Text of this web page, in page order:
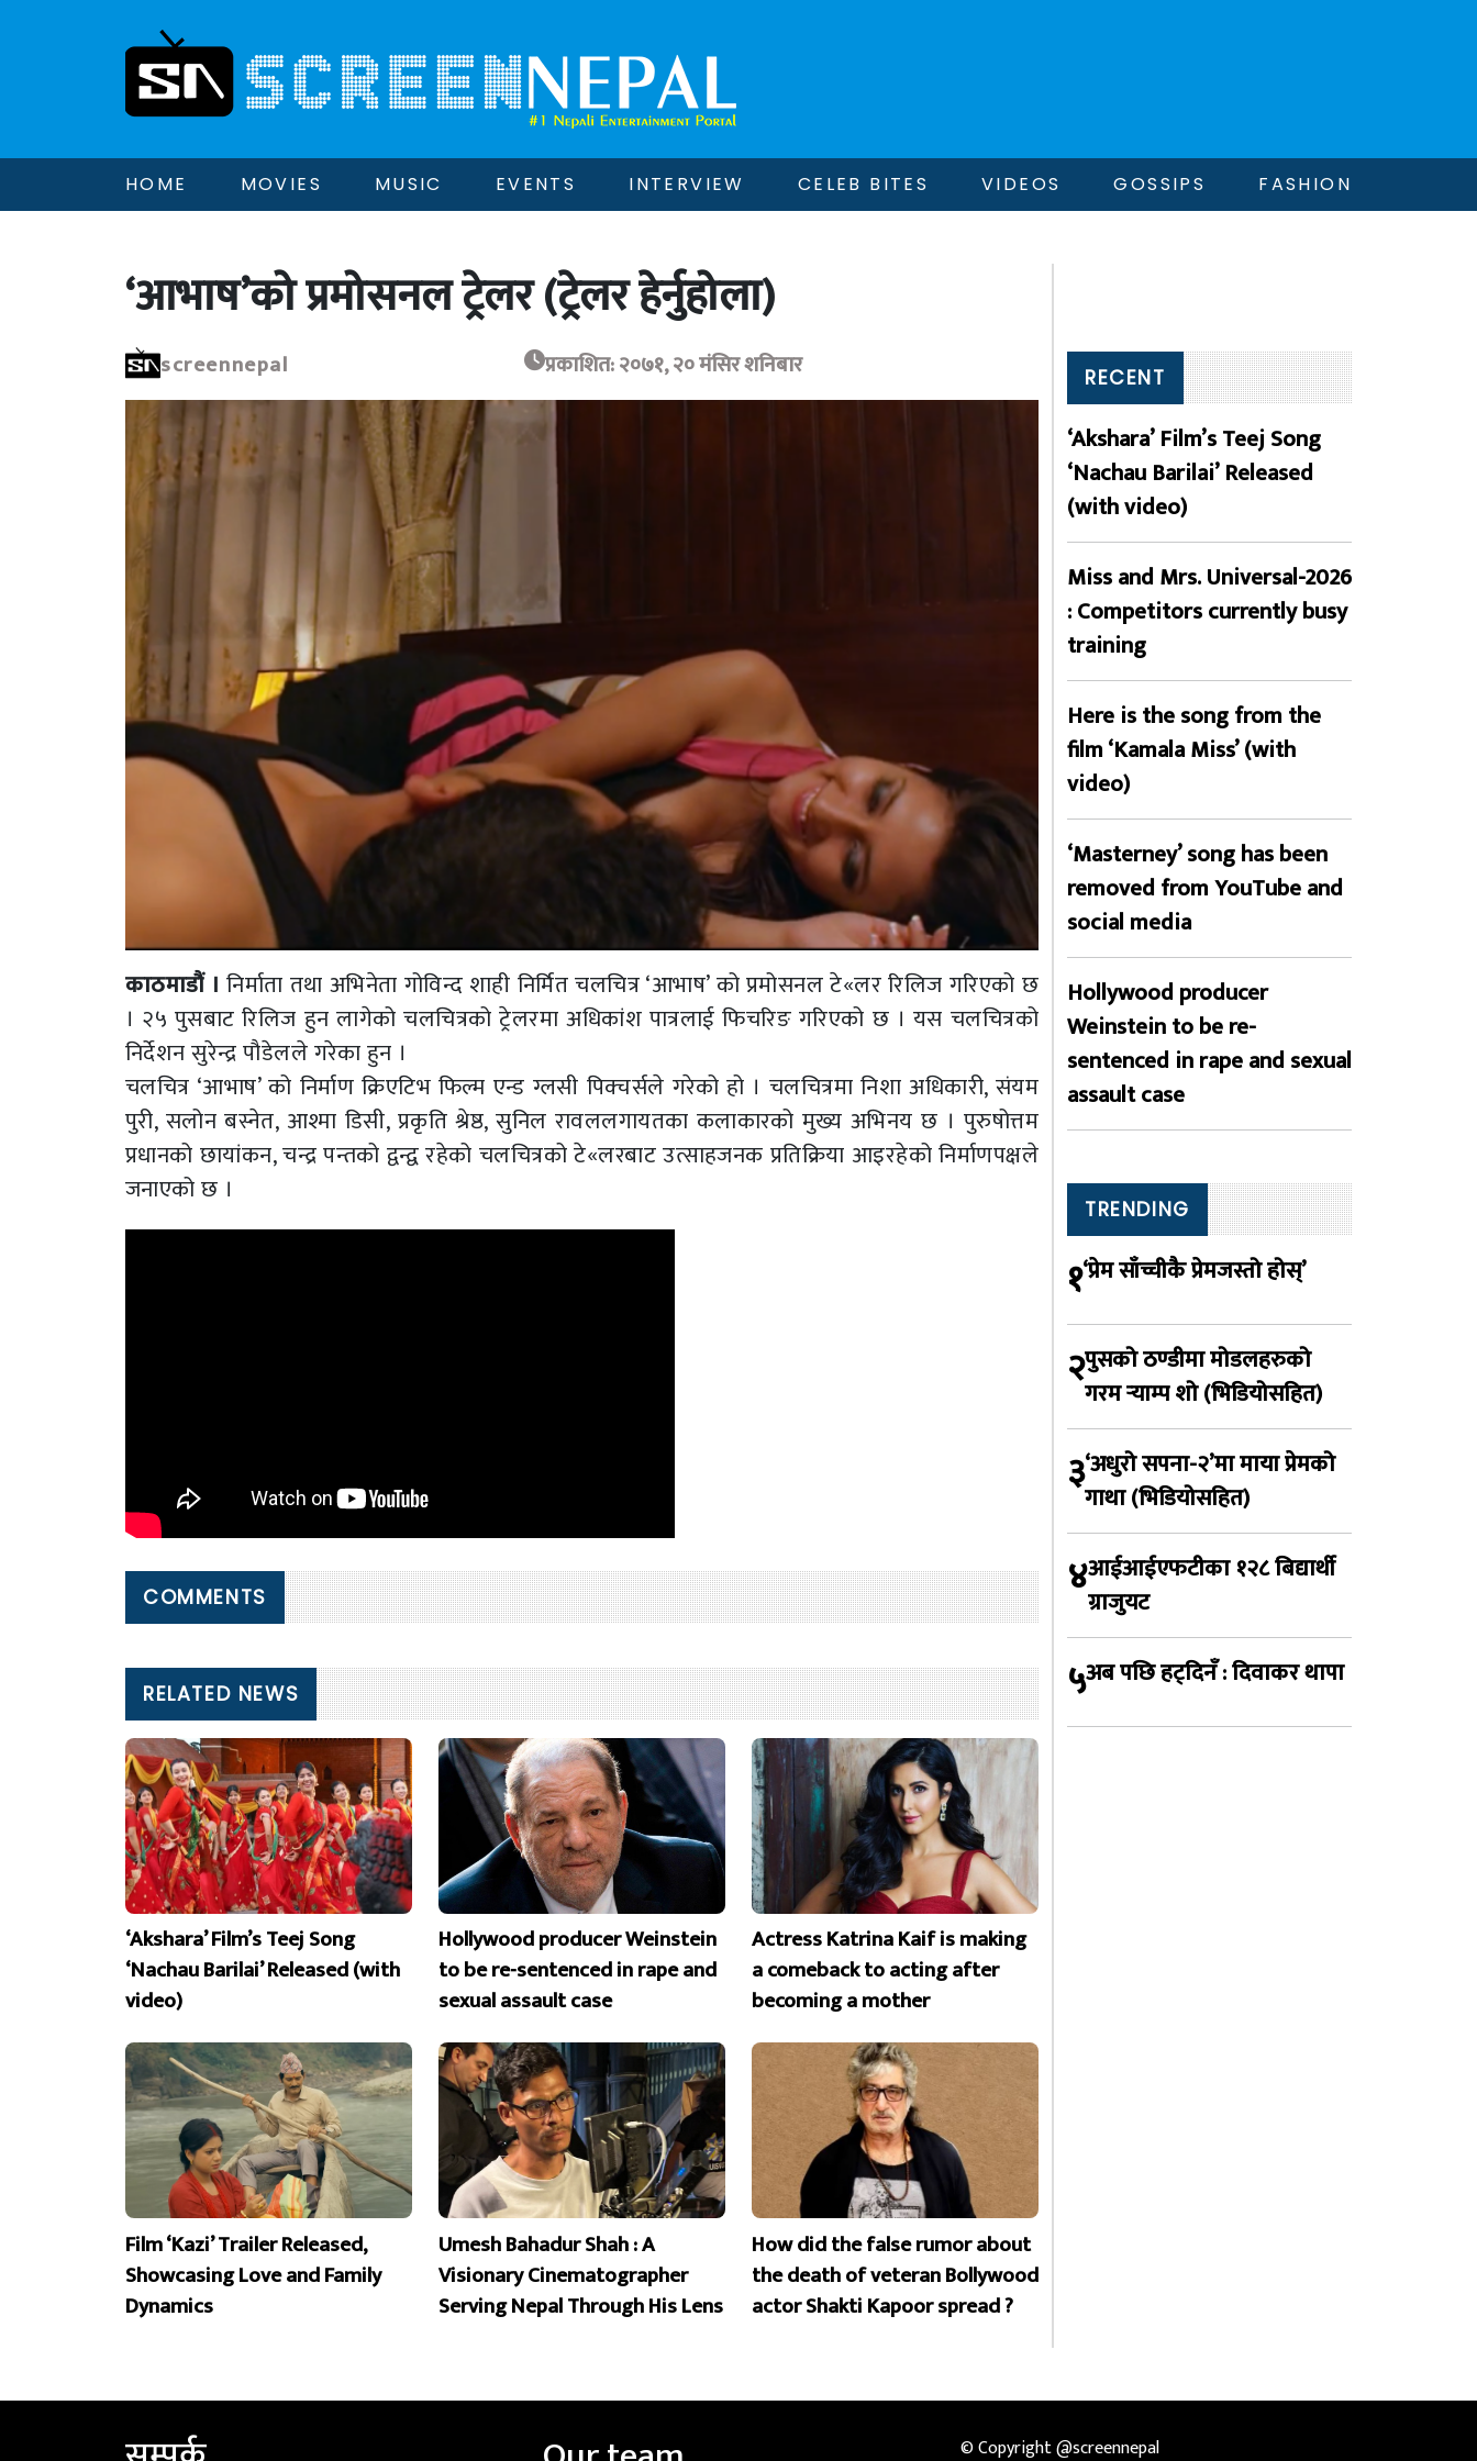
HOME MOVIES MUSIC EVENTS INTERVIEW CELEB BITES VIDEOS GOSSIPS FASHION
‘आभाष’को प्रमोसनल ट्रेलर (ट्रेलर हेर्नुहोला)
screennepal प्रकाशित: २०७१, २० मंसिर शनिबार
काठमाडौं । निर्माता तथा अभिनेता गोविन्द शाही निर्मित चलचित्र ‘आभाष’ को प्रमोसनल टे«लर रिलिज गरिएको छ
। २५ पुसबाट रिलिज हुन लागेको चलचित्रको ट्रेलरमा अधिकांश पात्रलाई फिचरिङ गरिएको छ । यस चलचित्रको
निर्देशन सुरेन्द्र पौडेलले गरेका हुन ।
चलचित्र ‘आभाष’ को निर्माण क्रिएटिभ फिल्म एन्ड ग्लसी पिक्चर्सले गरेको हो । चलचित्रमा निशा अधिकारी, संयम
पुरी, सलोन बस्नेत, आश्मा डिसी, प्रकृति श्रेष्ठ, सुनिल रावललगायतका कलाकारको मुख्य अभिनय छ । पुरुषोत्तम
प्रधानको छायांकन, चन्द्र पन्तको द्वन्द्व रहेको चलचित्रको टे«लरबाट उत्साहजनक प्रतिक्रिया आइरहेको निर्माणपक्षले
जनाएको छ ।
COMMENTS
RELATED NEWS
‘Akshara’ Film’s Teej Song
‘Nachau Barilai’ Released (with
video)
Hollywood producer Weinstein
to be re-sentenced in rape and
sexual assault case
Actress Katrina Kaif is making
a comeback to acting after
becoming a mother
Film ‘Kazi’ Trailer Released,
Showcasing Love and Family
Dynamics
Umesh Bahadur Shah : A
Visionary Cinematographer
Serving Nepal Through His Lens
How did the false rumor about
the death of veteran Bollywood
actor Shakti Kapoor spread ?
RECENT
‘Akshara’ Film’s Teej Song
‘Nachau Barilai’ Released
(with video)
Miss and Mrs. Universal-2026
: Competitors currently busy
training
Here is the song from the
film ‘Kamala Miss’ (with
video)
‘Masterney’ song has been
removed from YouTube and
social media
Hollywood producer
Weinstein to be re-
sentenced in rape and sexual
assault case
TRENDING
१‘प्रेम साँच्चीकै प्रेमजस्तो होस्’
२पुसको ठण्डीमा मोडलहरुको
गरम र्‍याम्प शो (भिडियोसहित)
३‘अधुरो सपना-२’मा माया प्रेमको
गाथा (भिडियोसहित)
४आईआईएफटीका १२८ बिद्यार्थी
ग्राजुयट
५अब पछि हट्दिनँ : दिवाकर थापा
© Copyright @screennepal